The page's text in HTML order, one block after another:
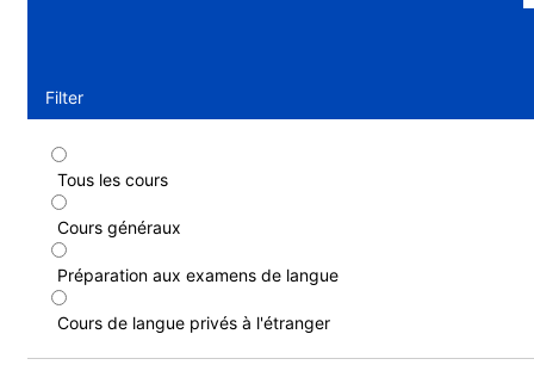
Filter
Tous les cours
Cours généraux
Préparation aux examens de langue
Cours de langue privés à l'étranger
Cours standard
Durée : 1 - 52 semaines
Niveau : Débutant à Intermédiaire supérieur (B2)
1 semaine
310 EUR
EN SAVOIR PLUS